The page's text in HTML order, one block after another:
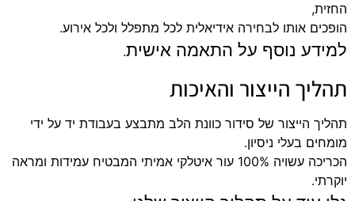
החזית,
הופכים אותו לבחירה אידיאלית לכל מתפלל ולכל אירוע.
למידע נוסף על התאמה אישית.
תהליך הייצור והאיכות
תהליך הייצור של סידור כוונת הלב מתבצע בעבודת יד על ידי
מומחים בעלי ניסיון.
הכריכה עשויה 100% עור איטלקי אמיתי המבטיח עמידות ומראה
יוקרתי.